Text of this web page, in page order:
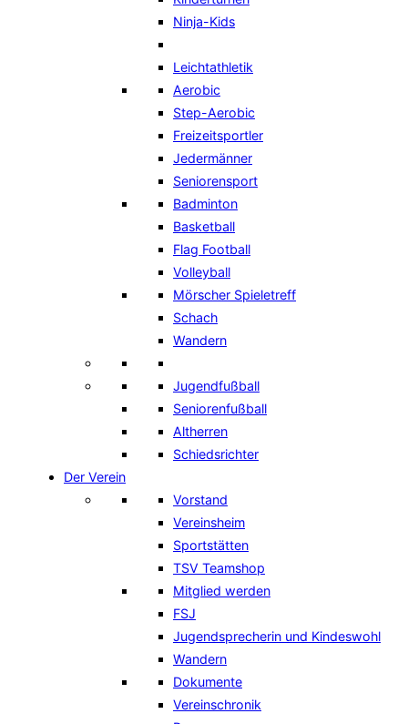
Ninja-Kids
Leichtathletik
Aerobic
Step-Aerobic
Freizeitsportler
Jedermänner
Seniorensport
Badminton
Basketball
Flag Football
Volleyball
Mörscher Spieletreff
Schach
Wandern
Jugendfußball
Seniorenfußball
Altherren
Schiedsrichter
Der Verein
Vorstand
Vereinsheim
Sportstätten
TSV Teamshop
Mitglied werden
FSJ
Jugendsprecherin und Kindeswohl
Wandern
Dokumente
Vereinschronik